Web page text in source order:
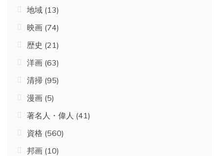
地域 (13)
映画 (74)
歴史 (21)
洋画 (63)
清掃 (95)
漫画 (5)
著名人・偉人 (41)
資格 (560)
邦画 (10)